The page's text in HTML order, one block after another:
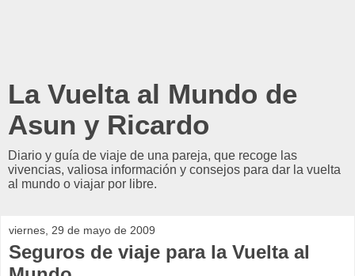
La Vuelta al Mundo de
Asun y Ricardo
Diario y guía de viaje de una pareja, que recoge las
vivencias, valiosa información y consejos para dar la vuelta
al mundo o viajar por libre.
viernes, 29 de mayo de 2009
Seguros de viaje para la Vuelta al